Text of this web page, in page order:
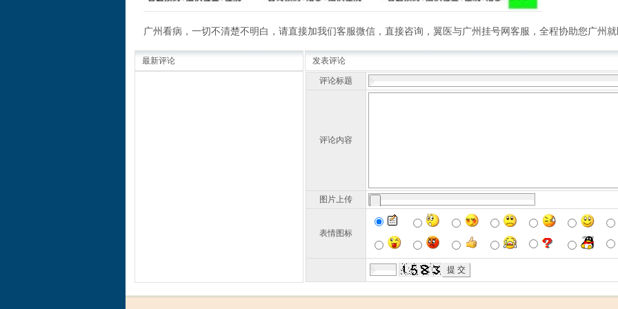
广州看病，一切不清楚不明白，请直接加我们客服微信，直接咨询，翼医与广州挂号网客服，全程协助您广州
最新评论 发表评论
评论标题
评论内容
图片上传
表情图标